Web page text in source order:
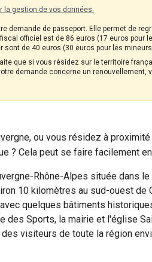
la gestion de vos données.
demande de passeport. Elle permet de
officiel est de 86 euros (17 euros pour
de 40 euros (30 euros pour les
que si vous résidez sur le territoire
demande concerne un renouvellement,
ou vous résidez à
? Cela peut se faire facilement
Rhône-Alpes située dans
10 kilomètres au sud-ouest de
quelques bâtiments
Sports, la mairie et l'église
visiteurs de toute la région